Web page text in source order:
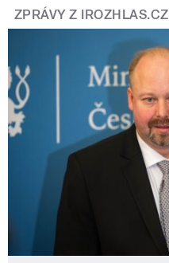
ZPRÁVY Z IROZHLAS.CZ